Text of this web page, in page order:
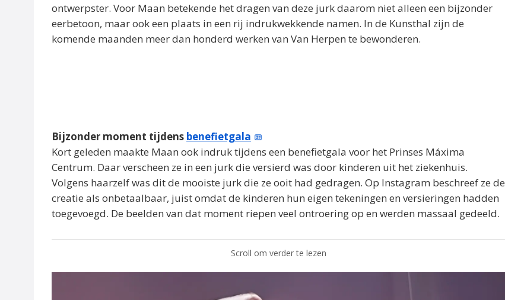
ontwerpster. Voor Maan betekende het dragen van deze jurk daarom niet alleen een bijzonder
eerbetoon, maar ook een plaats in een rij indrukwekkende namen. In de Kunsthal zijn de
komende maanden meer dan honderd werken van Van Herpen te bewonderen.
Bijzonder moment tijdens benefietgala
Kort geleden maakte Maan ook indruk tijdens een benefietgala voor het Prinses Máxima
Centrum. Daar verscheen ze in een jurk die versierd was door kinderen uit het ziekenhuis.
Volgens haarzelf was dit de mooiste jurk die ze ooit had gedragen. Op Instagram beschreef ze de
creatie als onbetaalbaar, juist omdat de kinderen hun eigen tekeningen en versieringen hadden
toegevoegd. De beelden van dat moment riepen veel ontroering op en werden massaal gedeeld.
Scroll om verder te lezen